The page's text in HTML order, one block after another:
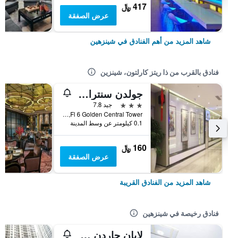
417 ﷼
عرض الصفقة
شاهد المزيد من أهم الفنادق في شينزهين
فنادق بالقرب من ذا ريتز كارلتون، شينزين
جولدن سنترال هوتل شينزين
3 نجوم
جيد 7.8
Fl 6 Golden Central Tower, شينزهين, الصين
0.1 كيلومتر عن وسط المدينة
160 ﷼
عرض الصفقة
شاهد المزيد من الفنادق القريبة
فنادق رخيصة في شينزهين
لايان جاردن سيتي هوستل